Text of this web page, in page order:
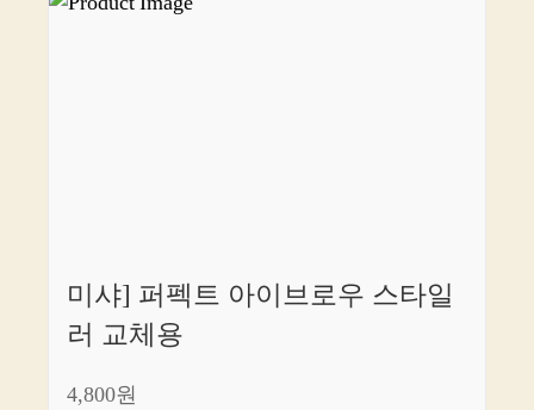
미샤] 퍼펙트 아이브로우 스타일
러 교체용
4,800원